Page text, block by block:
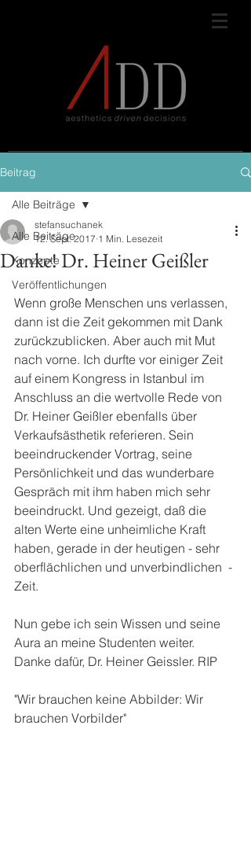
Beitrag
Alle Beiträge
Konzepte
Veröffentlichungen
Alle Beiträge
Danke! Dr. Heiner Geißler
stefansuchanek
12. Sept. 2017 1 Min. Lesezeit
Wenn große Menschen uns verlassen,
dann ist die Zeit gekommen mit Dank
zurückzublicken. Aber auch mit Mut
nach vorne. Ich durfte vor einiger Zeit
auf einem Kongress in Istanbul im
Anschluss an die wertvolle Rede von
Dr. Heiner Geißler ebenfalls über
Verkaufsästhetik referieren. Sein
beeindruckender Vortrag, seine
Persönlichkeit und das wunderbare
Gespräch mit ihm haben mich sehr
beeindruckt. Und gezeigt, daß die
alten Werte eine unheimliche Kraft
haben, gerade in der heutigen - sehr
oberflächlichen und unverbindlichen  -
Zeit.
Nun gebe ich sein Wissen und seine
Aura an meine Studenten weiter.
Danke dafür, Dr. Heiner Geissler. RIP
"Wir brauchen keine Abbilder: Wir
brauchen Vorbilder"